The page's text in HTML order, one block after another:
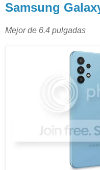
Samsung
Mejor de 6.4 pulgadas